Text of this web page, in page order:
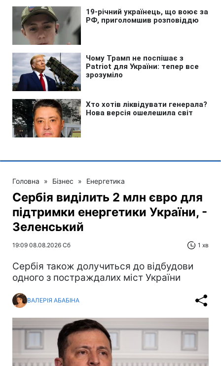
Головна » Бізнес » Енергетика
Сербія виділить 2 млн євро для
підтримки енергетики України, -
Зеленський
19:09 08.08.2026 Сб 1 хв
Сербія також долучиться до відбудови
одного з постраждалих міст України
ВАЛЕРІЯ АБАБІНА